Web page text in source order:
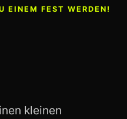
EINEM FEST WERDEN!
kleinen